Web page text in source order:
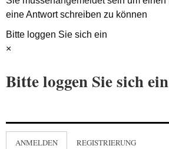
eine Antwort schreiben zu können
Bitte loggen Sie sich ein
×
Bitte loggen Sie sich ein
ANMELDEN REGISTRIERUNG